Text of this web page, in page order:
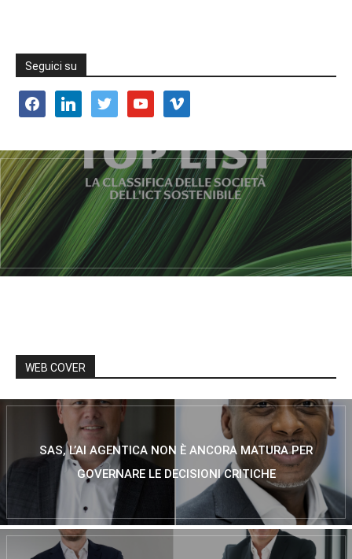
Seguici su
facebooklinkedin twitter youtube vimeo
WEB COVER
SAS, L’AI AGENTICA NON È ANCORA MATURA PER
GOVERNARE LE DECISIONI CRITICHE